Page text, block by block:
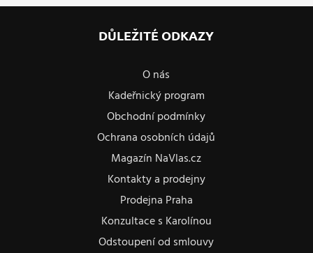
DŮLEŽITÉ ODKAZY
O nás
Kadeřnický program
Obchodní podmínky
Ochrana osobních údajů
Magazín NaVlas.cz
Kontakty a prodejny
Prodejna Praha
Konzultace s Karolínou
Odstoupení od smlouvy